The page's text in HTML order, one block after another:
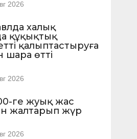
2026
халық
құқықтық
қалыптастыруға
шара өтті
2026
ге жуық жас
жалтарып жүр
2026